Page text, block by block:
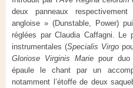
deux panneaux
angloise » (Dunstable, Power)
réglées par Claudia Caffagni. Le
instrumentales (Specialis Virgo
Gloriose Virginis Marie pour
épaule le chant par un
notamment l’étoffe de deux